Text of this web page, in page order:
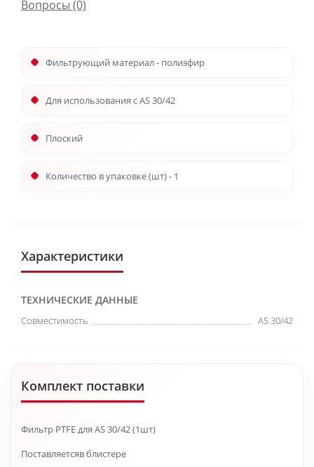
Вопросы (0)
Фильтрующий материал - полиэфир
Для использования с AS 30/42
Плоский
Количество в упаковке (шт) - 1
Характеристики
ТЕХНИЧЕСКИЕ ДАННЫЕ
Совместимость AS 30/42
Комплект поставки
Фильтр PTFE для AS 30/42 (1шт)
Поставляетсяв блистере